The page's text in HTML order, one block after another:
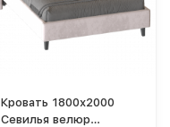
Кровать 1800х2000
Севилья велюр